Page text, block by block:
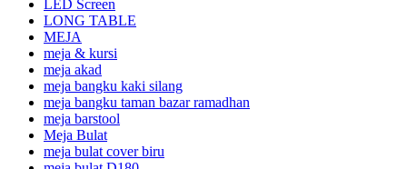
LED Screen
LONG TABLE
MEJA
meja & kursi
meja akad
meja bangku kaki silang
meja bangku taman bazar ramadhan
meja barstool
Meja Bulat
meja bulat cover biru